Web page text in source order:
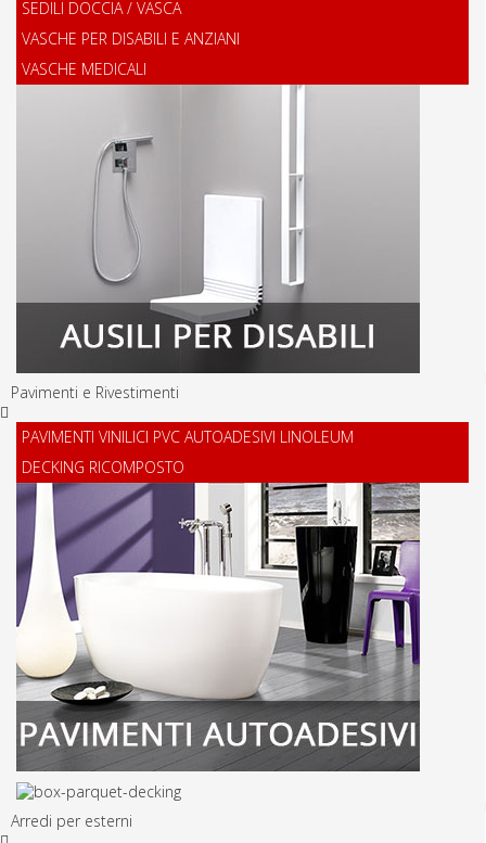
SEDILI DOCCIA / VASCA
VASCHE PER DISABILI E ANZIANI
VASCHE MEDICALI
Pavimenti e Rivestimenti
PAVIMENTI VINILICI PVC AUTOADESIVI LINOLEUM
DECKING RICOMPOSTO
Arredi per esterni